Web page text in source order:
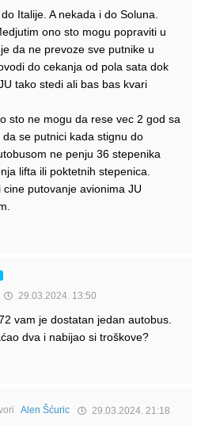
Italije. A nekada i do Soluna.
ono sto mogu popraviti u
da ne prevoze sve putnike u
do cekanja od pola sata dok
tako stedi ali bas bas kvari
sto ne mogu da rese vec 2 god sa
se putnici kada stignu do
ne penju 36 stepenika
lifta ili poktetnih stepenica.
putovanje avionima JU
29.03.2024. 13:50
vam je dostatan jedan autobus.
dva i nabijao si troškove?
Alen Šćuric 29.03.2024. 21:18